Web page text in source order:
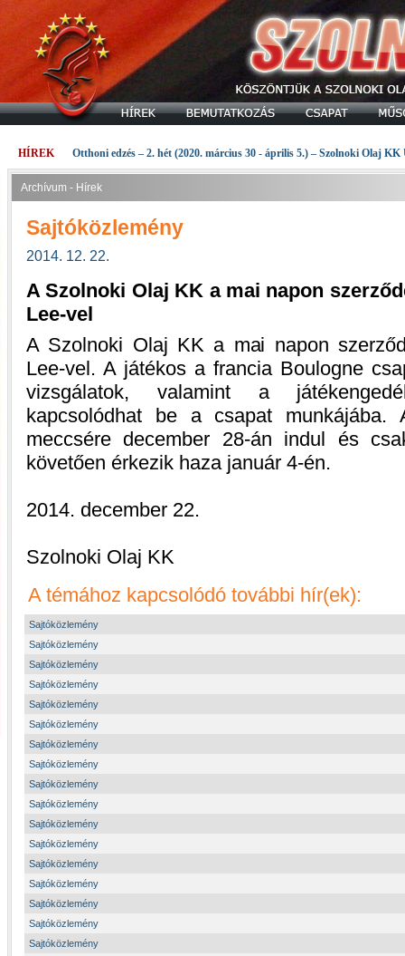
HÍREK Otthoni edzés – 2. hét (2020. március 30 - április 5.) – Szolnoki Olaj KK
Archívum - Hírek
Sajtóközlemény
2014. 12. 22.
A Szolnoki Olaj KK a mai napon
Lee-vel
A Szolnoki Olaj KK a mai napon
Lee-vel. A játékos a francia Boulogne
vizsgálatok, valamint a
kapcsolódhat be a csapat
meccsére december 28-án indul és
követően érkezik haza január 4-én.
2014. december 22.
Szolnoki Olaj KK
A témához kapcsolódó további hír(ek):
Sajtóközlemény
Sajtóközlemény
Sajtóközlemény
Sajtóközlemény
Sajtóközlemény
Sajtóközlemény
Sajtóközlemény
Sajtóközlemény
Sajtóközlemény
Sajtóközlemény
Sajtóközlemény
Sajtóközlemény
Sajtóközlemény
Sajtóközlemény
Sajtóközlemény
Sajtóközlemény
Sajtóközlemény